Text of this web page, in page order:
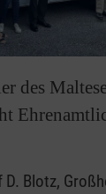
des
D. Blotz,